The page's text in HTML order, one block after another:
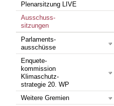
Plenarsitzung LIVE
Ausschuss-
sitzungen
Parlaments-
ausschüsse
Enquete-
kommission
Klimaschutz-
strategie 20. WP
Weitere Gremien